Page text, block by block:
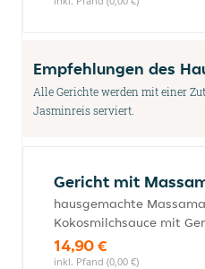
Empfehlungen des
Alle Gerichte werden mit einer
Jasminreis serviert.
Gericht mit
hausgemachte
Kokosmilchsauce mit
14,90 €
inkl. Pfand (0,00 €)